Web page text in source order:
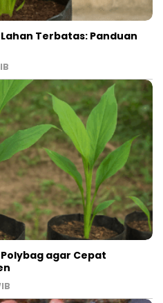
Terbatas: Panduan
agar Cepat